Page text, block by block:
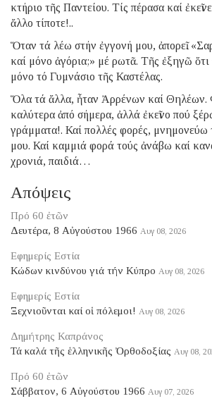
κτήριο τῆς Παντείου. Τίς πέρασα καί
ἄλλο τίποτε!..
Ὅταν τά λέω στήν ἐγγονή μου, ἀπορεῖ.
καί μόνο ἀγόρια;» μέ ρωτᾶ. Τῆς ἐξηγῶ
μόνο τό Γυμνάσιο τῆς Καστέλας.
Ὅλα τά ἄλλα, ἦταν Ἀρρένων καί Θηλέων.
καλύτερα ἀπό σήμερα, ἀλλά ἐκεῖνο πού
γράμματα!. Καί πολλές φορές, μνημονεύω
μου. Καί καμμιά φορά τούς ἀνάβω καί
χρονιά, παιδιά…
Απόψεις
Πρό 60 ἐτῶν
Δευτέρα, 8 Αὐγούστου 1966 Αυγ 08, 2026
Εφημερίς Εστία
Κώδων κινδύνου γιά τήν Κύπρο Αυγ 08, 2026
Εφημερίς Εστία
Ξεχνιοῦνται καί οἱ πόλεμοι! Αυγ 08, 2026
Δημήτρης Καπράνος
Τά καλά τῆς ἑλληνικῆς Ὀρθοδοξίας Αυγ 08,
Πρό 60 ἐτῶν
Σάββατον, 6 Αὐγούστου 1966 Αυγ 07, 2026